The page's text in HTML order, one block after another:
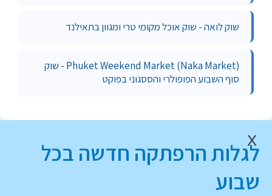
שוק לואה - שוק אוכל מקומי טרי ומגוון בתאילנד
Phuket Weekend Market (Naka Market) - שוק
סוף השבוע הפופולרי והססגוני בפוקט
X
לגלות הרפתקה חדשה בכל
שבוע